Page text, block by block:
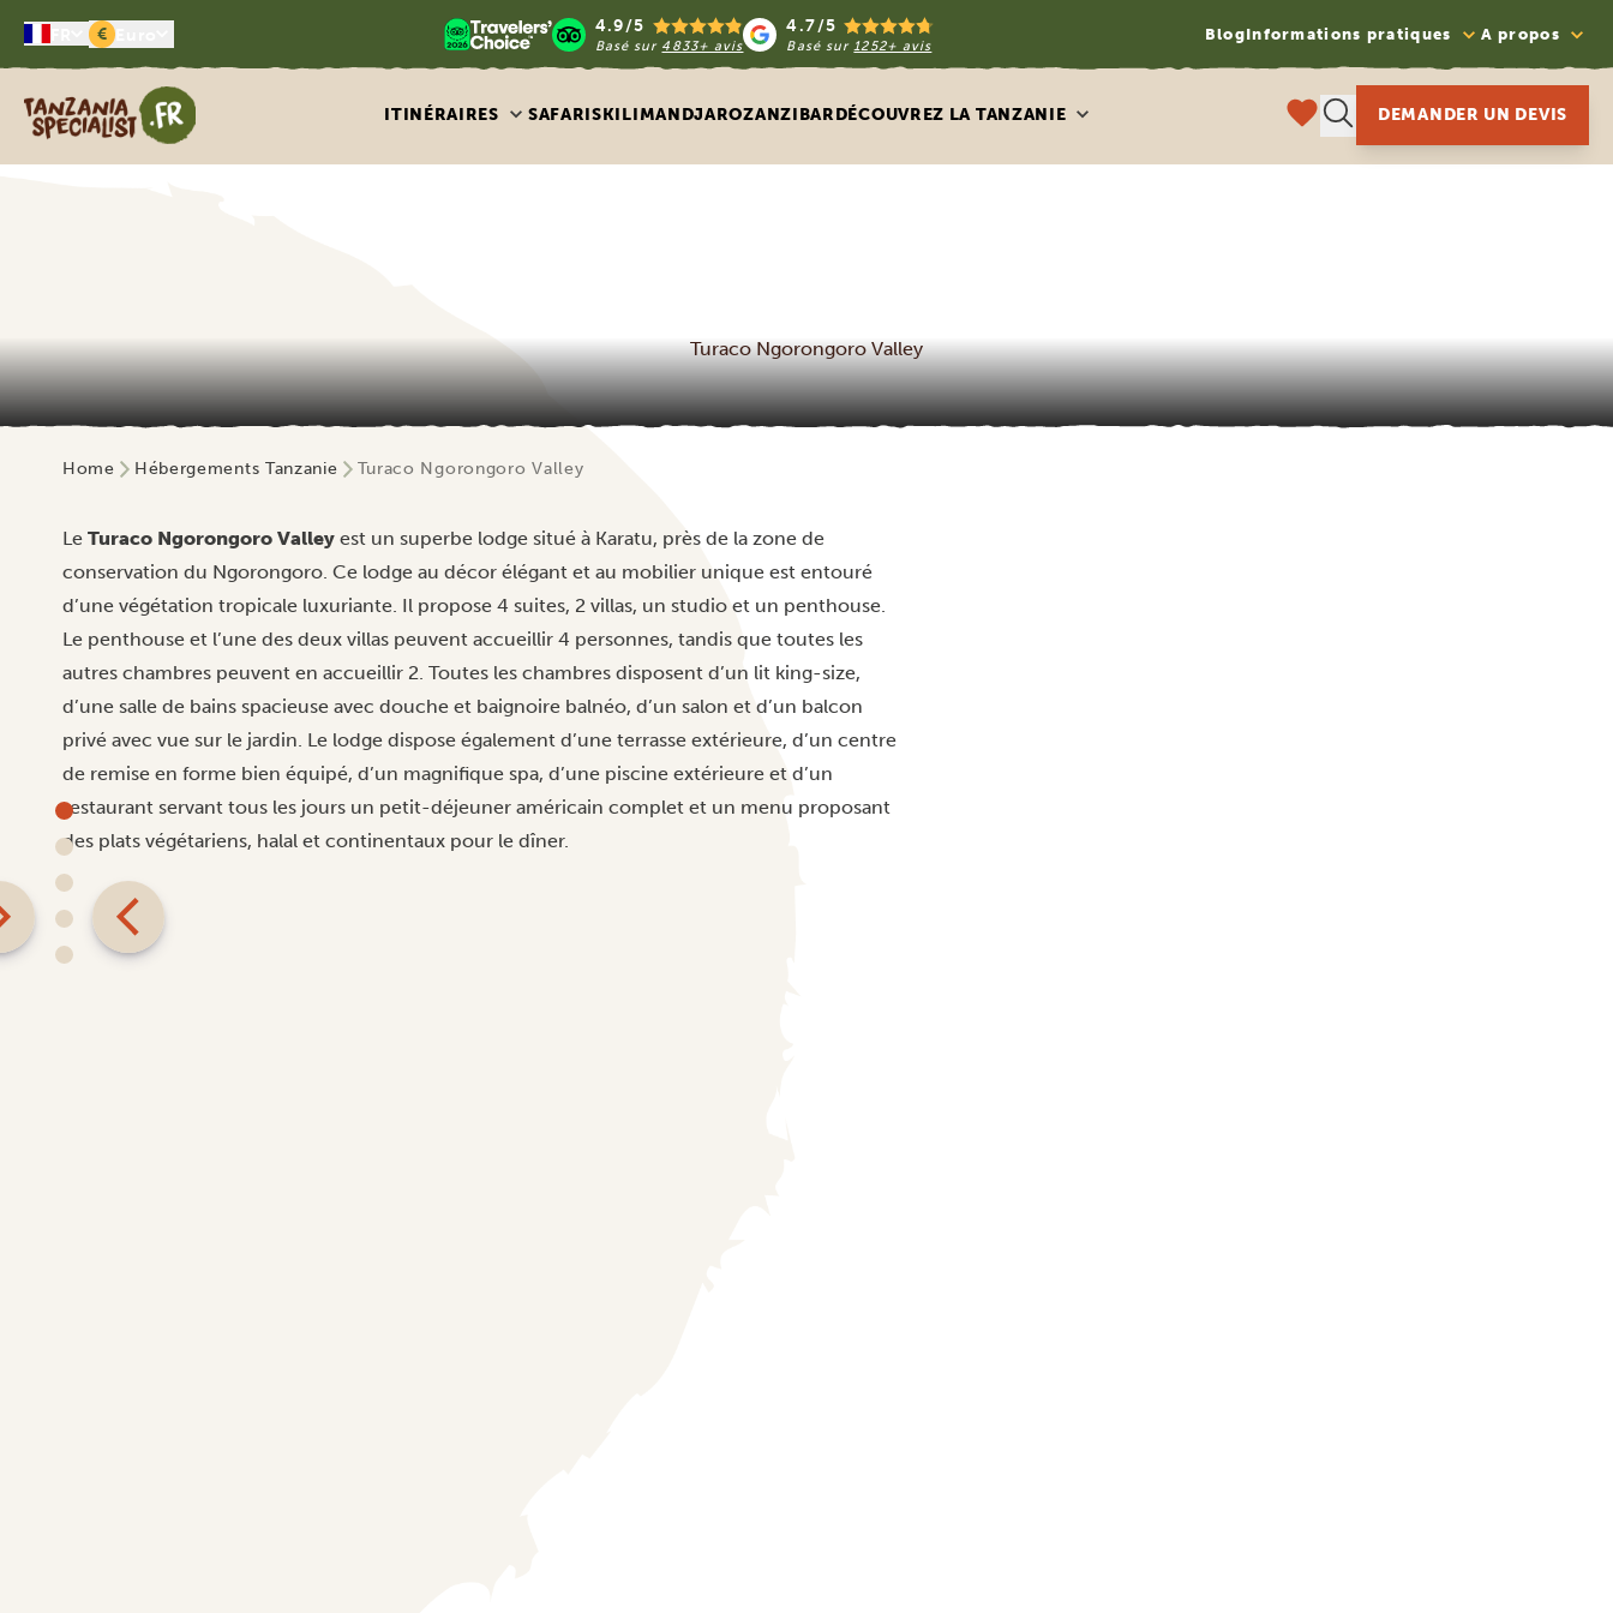
€ 4.9/5
Basé sur 4833+ avis
4.7/5
Basé sur1252+ avis
BlogInformations pratiques A propos
Tanzania Specialist
ITINÉRAIRES SAFARISKILIMANDJAROZANZIBARDÉCOUVREZ LA TANZANIE DEMANDER UN DEVIS
Turaco Ngorongoro Valley
Home Hébergements Tanzanie Turaco Ngorongoro Valley
Le Turaco Ngorongoro Valley est un superbe lodge situé à Karatu, près de la zone de
conservation du Ngorongoro. Ce lodge au décor élégant et au mobilier unique est entouré
d’une végétation tropicale luxuriante. Il propose 4 suites, 2 villas, un studio et un penthouse.
Le penthouse et l’une des deux villas peuvent accueillir 4 personnes, tandis que toutes les
autres chambres peuvent en accueillir 2. Toutes les chambres disposent d’un lit king-size,
d’une salle de bains spacieuse avec douche et baignoire balnéo, d’un salon et d’un balcon
privé avec vue sur le jardin. Le lodge dispose également d’une terrasse extérieure, d’un centre
de remise en forme bien équipé, d’un magnifique spa, d’une piscine extérieure et d’un
restaurant servant tous les jours un petit-déjeuner américain complet et un menu proposant
des plats végétariens, halal et continentaux pour le dîner.